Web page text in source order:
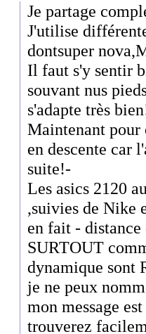
Je partage
J'utilise
dontsuper
Il faut s'y sentir
souvant nus
s'adapte très
Maintenant pour
en descente car
suite!-
Les asics 2120
,suivies de Nike
en fait -
SURTOUT
dynamique sont
je ne peux
mon message
trouverez